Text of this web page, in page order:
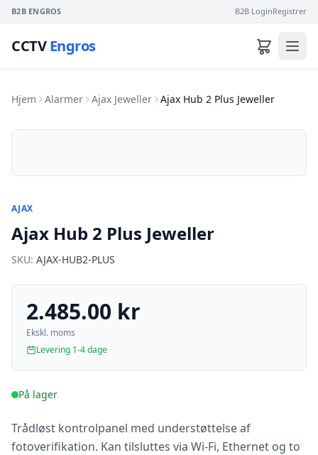
B2B ENGROS B2B LoginRegistrer
CCTVEngros
Hjem Alarmer Ajax Jeweller Ajax Hub 2 Plus Jeweller
AJAX
Ajax Hub 2 Plus Jeweller
SKU: AJAX-HUB2-PLUS
2.485.00 kr
Ekskl. moms
Levering 1-4 dage
På lager
Trådløst kontrolpanel med understøttelse af
fotoverifikation. Kan tilsluttes via Wi-Fi, Ethernet og to